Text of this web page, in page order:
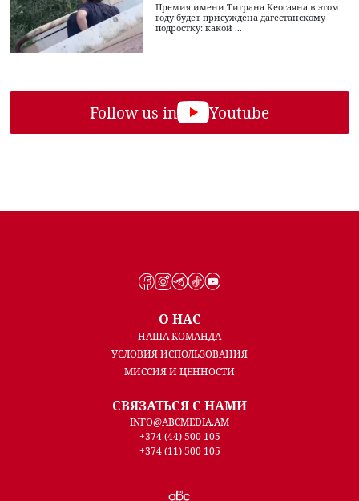
Премия имени Тиграна Кеосаяна в этом
году будет присуждена дагестанскому
подростку: какой ...
Follow us in Youtube
О НАС
НАША КОМАНДА
УСЛОВИЯ ИСПОЛЬЗОВАНИЯ
МИССИЯ И ЦЕННОСТИ
СВЯЗАТЬСЯ С НАМИ
INFO@ABCMEDIA.AM
+374 (44) 500 105
+374 (11) 500 105